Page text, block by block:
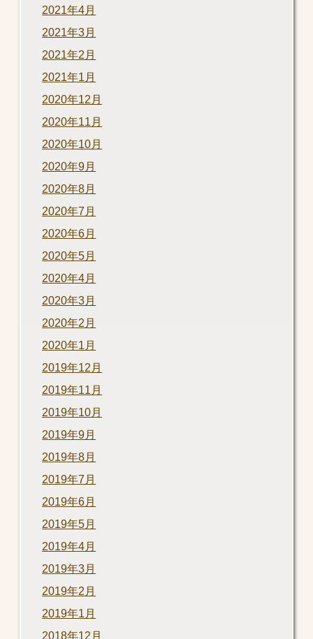
2021年4月
2021年3月
2021年2月
2021年1月
2020年12月
2020年11月
2020年10月
2020年9月
2020年8月
2020年7月
2020年6月
2020年5月
2020年4月
2020年3月
2020年2月
2020年1月
2019年12月
2019年11月
2019年10月
2019年9月
2019年8月
2019年7月
2019年6月
2019年5月
2019年4月
2019年3月
2019年2月
2019年1月
2018年12月